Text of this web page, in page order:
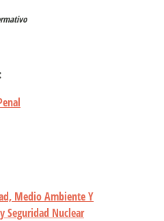
Medio Ambiente Y
Seguridad Nuclear